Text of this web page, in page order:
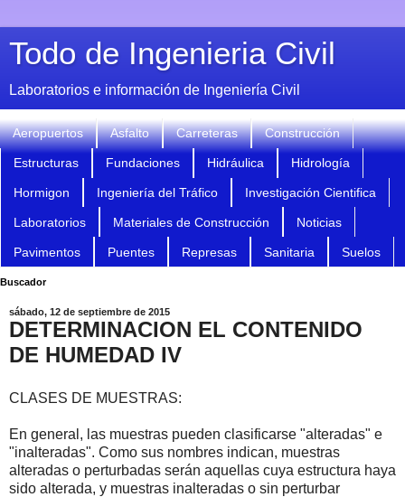
Todo de Ingenieria Civil
Laboratorios e información de Ingeniería Civil
Aeropuertos Asfalto Carreteras Construcción
Estructuras Fundaciones Hidráulica Hidrología
Hormigon Ingeniería del Tráfico Investigación Cientifica
Laboratorios Materiales de Construcción Noticias
Pavimentos Puentes Represas Sanitaria Suelos
Buscador
sábado, 12 de septiembre de 2015
DETERMINACION EL CONTENIDO
DE HUMEDAD IV
CLASES DE MUESTRAS:
En general, las muestras pueden clasificarse "alteradas" e
"inalteradas". Como sus nombres indican, muestras
alteradas o perturbadas serán aquellas cuya estructura haya
sido alterada, y muestras inalteradas o sin perturbar